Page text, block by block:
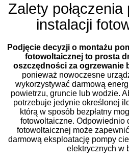
Zalety połączenia
instalacji
Podjęcie decyzji o montażu
fotowoltaicznej to prosta
oszczędności za ogrzewanie
ponieważ nowoczesne
wykorzystywać darmową
powietrzu, gruncie lub wodzie.
potrzebuje jedynie określonej
którą w sposób bezpłatny
fotowoltaiczne. Odpowiednio
fotowoltaicznej może
darmową eksploatację pompy
elektrycznych w